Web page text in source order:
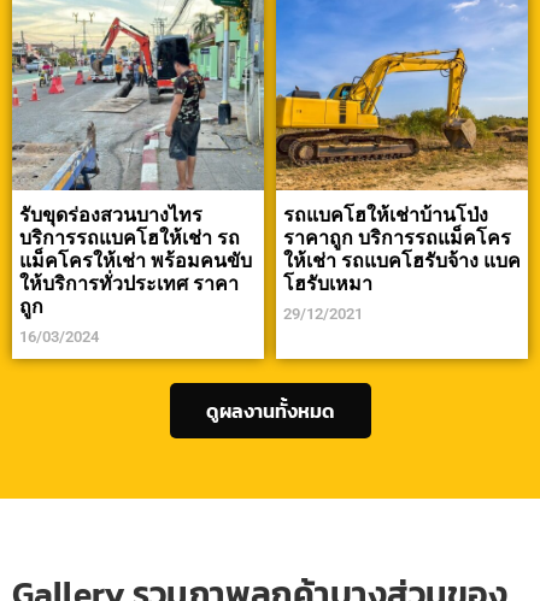
รับขุดร่องสวนบางไทร
บริการรถแบคโฮให้เช่า รถ
แม็คโครให้เช่า พร้อมคนขับ
ให้บริการทั่วประเทศ ราคา
ถูก
16/03/2024
รถแบคโฮให้เช่าบ้านโป่ง
ราคาถูก บริการรถแม็คโคร
ให้เช่า รถแบคโฮรับจ้าง แบค
โฮรับเหมา
29/12/2021
ดูผลงานทั้งหมด